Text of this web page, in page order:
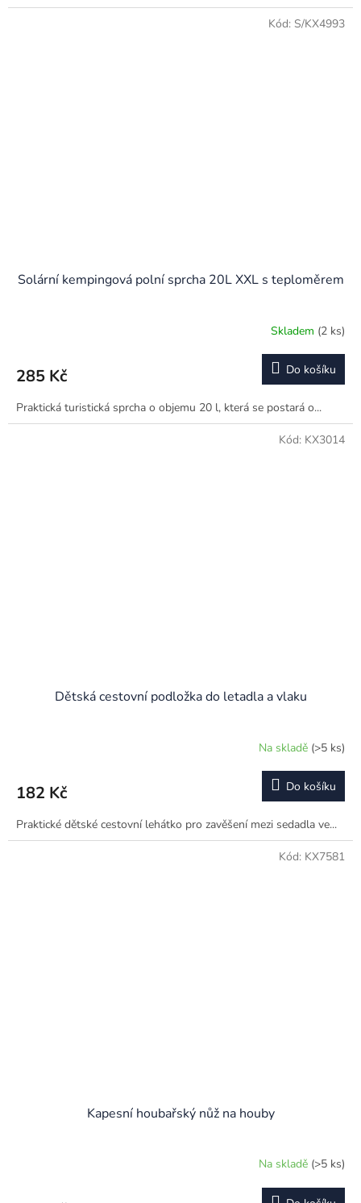
Solární kempingová polní sprcha 20L XXL s teploměrem
Skladem (2 ks)
285 Kč Do košíku
Praktická turistická sprcha o objemu 20 l, která se postará o...
Kód: S/KX4993
Dětská cestovní podložka do letadla a vlaku
Na skladě (>5 ks)
182 Kč Do košíku
Praktické dětské cestovní lehátko pro zavěšení mezi sedadla ve...
Kód: KX3014
Kapesní houbařský nůž na houby
Na skladě (>5 ks)
Kód: KX7581